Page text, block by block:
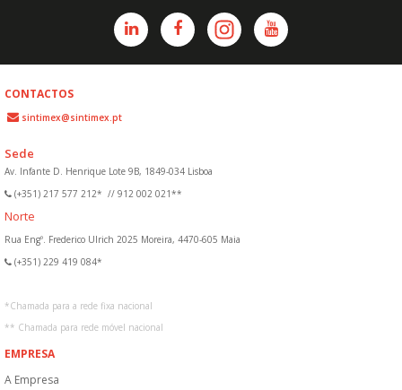
CONTACTOS
sintimex@sintimex.pt
Sede
Av. Infante D. Henrique Lote 9B, 1849-034 Lisboa
(+351) 217 577 212* // 912 002 021**
Norte
Rua Engº. Frederico Ulrich 2025 Moreira, 4470-605 Maia
(+351) 229 419 084*
*Chamada para a rede fixa nacional
** Chamada para rede móvel nacional
EMPRESA
A Empresa